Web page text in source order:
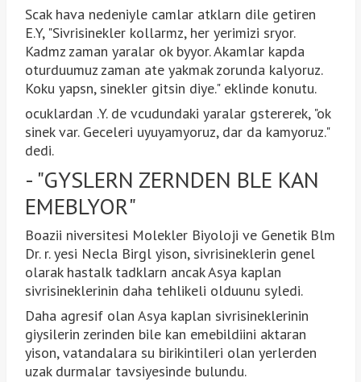
Scak hava nedeniyle camlar atklarn dile getiren
E.Y, "Sivrisinekler kollarmz, her yerimizi sryor.
Kadmz zaman yaralar ok byyor. Akamlar kapda
oturduumuz zaman ate yakmak zorunda kalyoruz.
Koku yapsn, sinekler gitsin diye." eklinde konutu.
ocuklardan .Y. de vcudundaki yaralar gstererek, "ok
sinek var. Geceleri uyuyamyoruz, dar da kamyoruz."
dedi.
- "GYSLERN ZERNDEN BLE KAN
EMEBLYOR"
Boazii niversitesi Molekler Biyoloji ve Genetik Blm
Dr. r. yesi Necla Birgl yison, sivrisineklerin genel
olarak hastalk tadklarn ancak Asya kaplan
sivrisineklerinin daha tehlikeli olduunu syledi.
Daha agresif olan Asya kaplan sivrisineklerinin
giysilerin zerinden bile kan emebildiini aktaran
yison, vatandalara su birikintileri olan yerlerden
uzak durmalar tavsiyesinde bulundu.